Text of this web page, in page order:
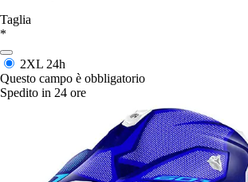
Taglia
*
2XL 24h
Questo campo è obbligatorio
Spedito in 24 ore